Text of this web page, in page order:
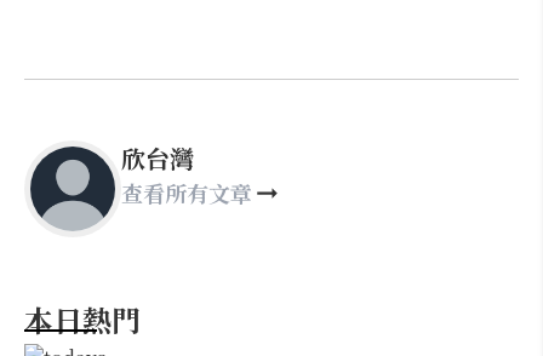
欣台灣
查看所有文章
本日熱門